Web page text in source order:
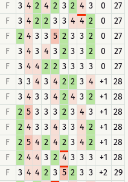
F 3 4 2 4 2 3 2 4 3 0
27
F 3 4 2 2 3 3 4 4 2 0
27
F 2 4 3 3 5 2 3 3 2 0
27
F 3 4 3 4 3 2 3 3 2 0
27
F 3 4 4 2 2 3 3 3 3 0
27
F 3 3 4 3 4 2 2 3 4 +1
28
F 3 4 3 3 4 2 4 3 2 +1
28
F 2 5 3 3 3 2 3 4 3 +1
28
F 2 4 3 3 4 3 3 4 2 +1
28
F 2 5 4 2 4 2 3 4 2 +1
28
F 2 4 4 3 2 4 3 3 3 +1
28
F 3 4 4 2 3 5 2 3 3 +2
29